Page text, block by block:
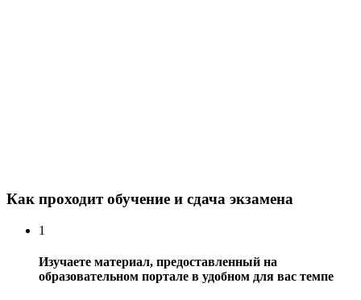
Как проходит обучение и сдача экзамена
1
Изучаете материал, предоставленный на
образовательном портале в удобном для вас темпе